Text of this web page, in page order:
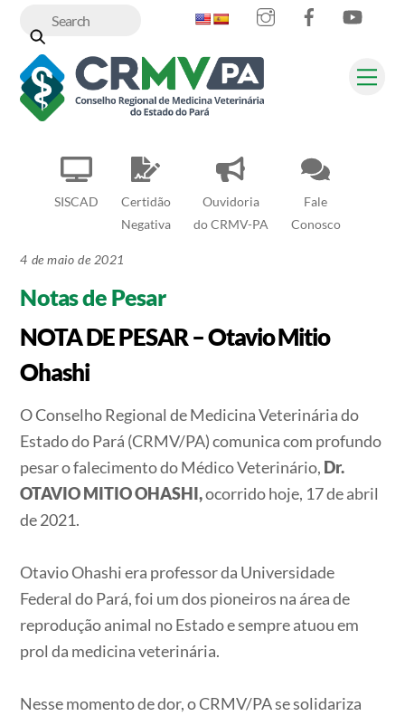
content
SISCAD
Certidão
Negativa
Ouvidoria
do CRMV-PA
Fale
Conosco
InstagramFacebook
4 de maio de 2021
Notas de Pesar
NOTA DE PESAR – Otavio Mitio
Ohashi
O Conselho Regional de Medicina Veterinária do
Estado do Pará (CRMV/PA) comunica com profundo
pesar o falecimento do Médico Veterinário, Dr.
OTAVIO MITIO OHASHI,ocorrido hoje, 17 de abril
de 2021.
Otavio Ohashi era professor da Universidade
Federal do Pará, foi um dos pioneiros na área de
reprodução animal no Estado e sempre atuou em
prol da medicina veterinária.
Nesse momento de dor, o CRMV/PA se solidariza